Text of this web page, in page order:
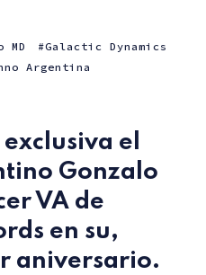
MD
Galactic Dynamics
Argentina
el
Gonzalo
VA de
en su,
aniversario.